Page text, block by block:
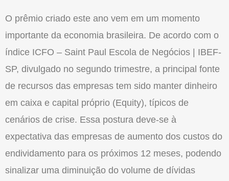
O prêmio criado este ano vem em um momento
importante da economia brasileira. De acordo com o
índice ICFO – Saint Paul Escola de Negócios | IBEF-
SP, divulgado no segundo trimestre, a principal fonte
de recursos das empresas tem sido manter dinheiro
em caixa e capital próprio (Equity), típicos de
cenários de crise. Essa postura deve-se à
expectativa das empresas de aumento dos custos do
endividamento para os próximos 12 meses, podendo
sinalizar uma diminuição do volume de dívidas